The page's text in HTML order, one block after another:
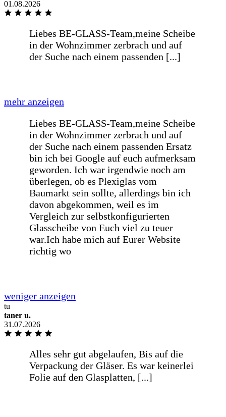
01.08.2026
tu
taner u.
31.07.2026
Schnelle Bearbeitung und sind auf die
Wünsche meines Liefertermin
eingegangen
bis zur Lieferung.
Na
Na